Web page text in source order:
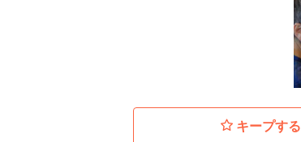
キープする